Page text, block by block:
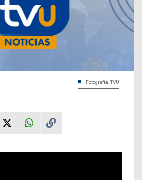
Fotografía: TVU